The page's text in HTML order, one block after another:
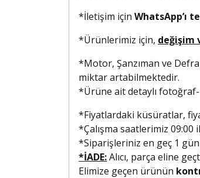
*İletişim için WhatsApp’ı
*Ürünlerimiz için, değişim
*Motor, Şanzıman ve
miktar artabilmektedir.
*Ürüne ait detaylı
*Fiyatlardaki küsüratlar,
*Çalışma saatlerimiz 09:00
*Siparişleriniz en geç 1
*İADE:Alıcı, parça eline
Elimize geçen ürünün